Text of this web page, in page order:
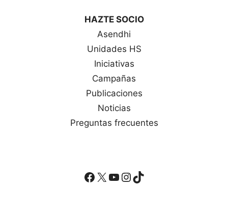
HAZTE SOCIO
Asendhi
Unidades HS
Iniciativas
Campañas
Publicaciones
Noticias
Preguntas frecuentes
Facebook
X YouTube
Instagram
TikTok